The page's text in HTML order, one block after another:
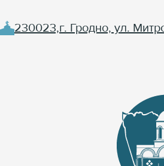
230023,г. Гродно, ул.